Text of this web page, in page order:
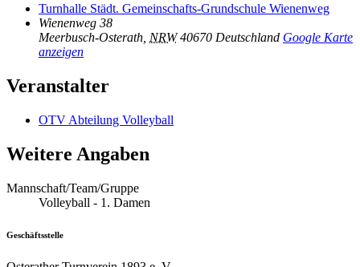
Turnhalle Städt. Gemeinschafts-Grundschule Wienenweg
Wienenweg 38
Meerbusch-Osterath NRW 40670 Deutschland Google Karte
anzeigen
Veranstalter
OTV Abteilung Volleyball
Weitere Angaben
Mannschaft/Team/Gruppe
Volleyball - 1. Damen
Geschäftsstelle